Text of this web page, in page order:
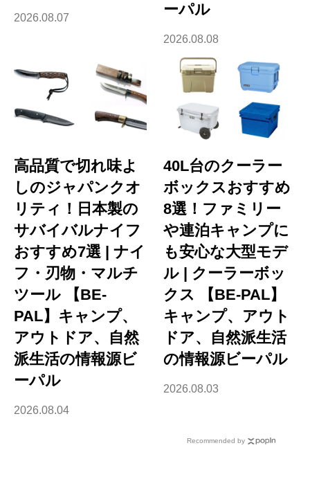
2026.08.07
ーパル
2026.08.08
高品質で切れ味よ
しのジャパンクオ
リティ！日本製の
サバイバルナイフ
おすすめ7選 | ナイ
フ・刃物・マルチ
ツール 【BE-
PAL】キャンプ、
アウトドア、自然
派生活の情報源ビ
ーパル
2026.08.04
40L台のクーラー
ボックスおすすめ
8選！ファミリー
や連泊キャンプに
も安心な大型モデ
ル | クーラーボッ
クス 【BE-PAL】
キャンプ、アウト
ドア、自然派生活
の情報源ビーパル
2026.08.03
Recommended by